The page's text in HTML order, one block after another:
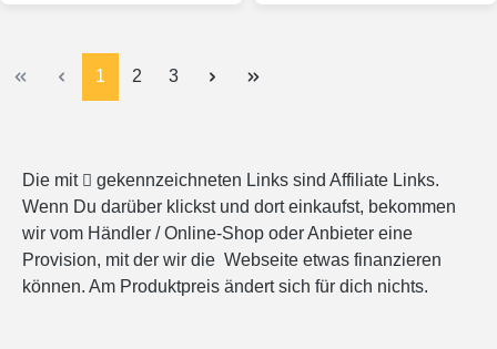
Seite
1 Seite
2 Seite
3
Die mit
gekennzeichneten Links sind Affiliate Links.
Wenn Du darüber klickst und dort einkaufst, bekommen
wir vom Händler / Online-Shop oder Anbieter eine
Provision, mit der wir die Webseite etwas finanzieren
können. Am Produktpreis ändert sich für dich nichts.